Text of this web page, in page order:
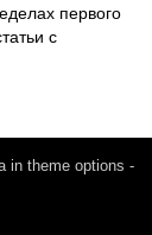
первого
с
in theme options -